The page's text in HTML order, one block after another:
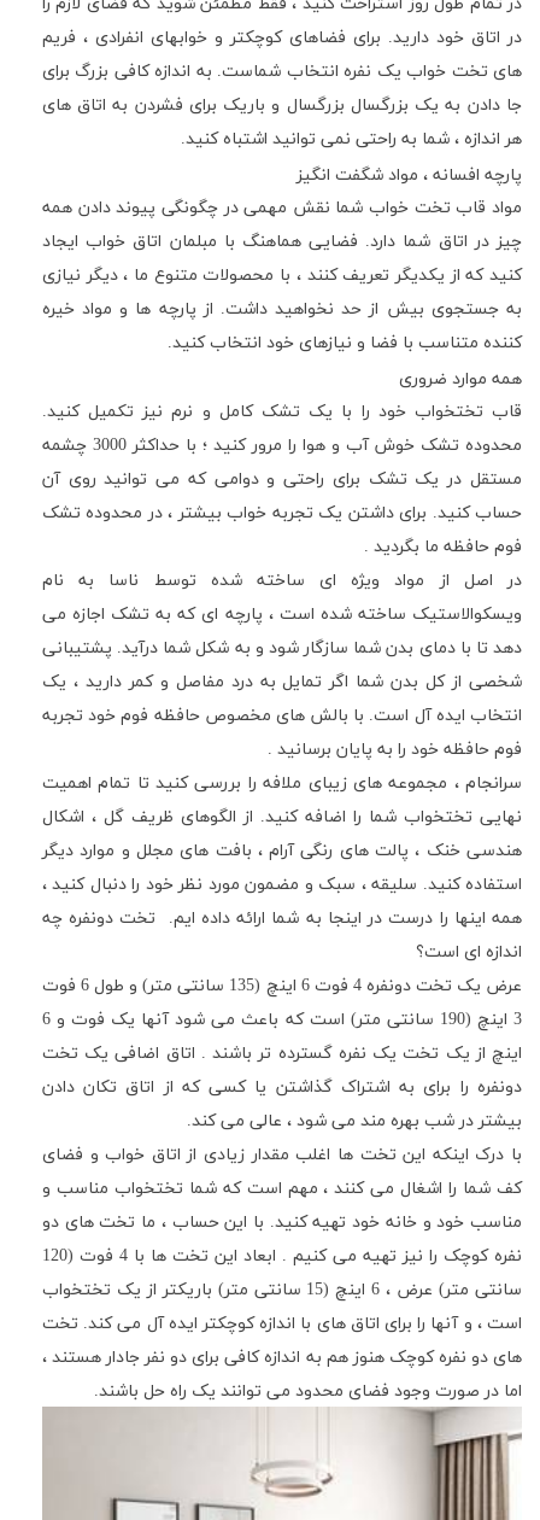
در اتاق خود دارید. برای فضاهای کوچکتر و خوابهای انفرادی ، فریم
های تخت خواب یک نفره انتخاب شماست. به اندازه کافی بزرگ برای
جا دادن به یک بزرگسال بزرگسال و باریک برای فشردن به اتاق های
هر اندازه ، شما به راحتی نمی توانید اشتباه کنید.
پارچه افسانه ، مواد شگفت انگیز
مواد قاب تخت خواب شما نقش مهمی در چگونگی پیوند دادن همه
چیز در اتاق شما دارد. فضایی هماهنگ با مبلمان اتاق خواب ایجاد
کنید که از یکدیگر تعریف کنند ، با محصولات متنوع ما ، دیگر نیازی
به جستجوی بیش از حد نخواهید داشت. از پارچه ها و مواد خیره
کننده متناسب با فضا و نیازهای خود انتخاب کنید.
همه موارد ضروری
قاب تختخواب خود را با یک تشک کامل و نرم نیز تکمیل کنید.
محدوده تشک خوش آب و هوا را مرور کنید ؛ با حداکثر 3000 چشمه
مستقل در یک تشک برای راحتی و دوامی که می توانید روی آن
حساب کنید. برای داشتن یک تجربه خواب بیشتر ، در محدوده تشک
فوم حافظه ما بگردید .
در اصل از مواد ویژه ای ساخته شده توسط ناسا به نام
ویسکوالاستیک ساخته شده است ، پارچه ای که به تشک اجازه می
دهد تا با دمای بدن شما سازگار شود و به شکل شما درآید. پشتیبانی
شخصی از کل بدن شما اگر تمایل به درد مفاصل و کمر دارید ، یک
انتخاب ایده آل است. با بالش های مخصوص حافظه فوم خود تجربه
فوم حافظه خود را به پایان برسانید .
سرانجام ، مجموعه های زیبای ملافه را بررسی کنید تا تمام اهمیت
نهایی تختخواب شما را اضافه کنید. از الگوهای ظریف گل ، اشکال
هندسی خنک ، پالت های رنگی آرام ، بافت های مجلل و موارد دیگر
استفاده کنید. سلیقه ، سبک و مضمون مورد نظر خود را دنبال کنید ،
همه اینها را درست در اینجا به شما ارائه داده ایم. تخت دونفره چه
اندازه ای است؟
عرض یک تخت دونفره 4 فوت 6 اینچ (135 سانتی متر) و طول 6 فوت
3 اینچ (190 سانتی متر) است که باعث می شود آنها یک فوت و 6
اینچ از یک تخت یک نفره گسترده تر باشند . اتاق اضافی یک تخت
دونفره را برای به اشتراک گذاشتن یا کسی که از اتاق تکان دادن
بیشتر در شب بهره مند می شود ، عالی می کند.
با درک اینکه این تخت ها اغلب مقدار زیادی از اتاق خواب و فضای
کف شما را اشغال می کنند ، مهم است که شما تختخواب مناسب و
مناسب خود و خانه خود تهیه کنید. با این حساب ، ما تخت های دو
نفره کوچک را نیز تهیه می کنیم . ابعاد این تخت ها با 4 فوت (120
سانتی متر) عرض ، 6 اینچ (15 سانتی متر) باریکتر از یک تختخواب
است ، و آنها را برای اتاق های با اندازه کوچکتر ایده آل می کند. تخت
های دو نفره کوچک هنوز هم به اندازه کافی برای دو نفر جادار هستند ،
اما در صورت وجود فضای محدود می توانند یک راه حل باشند.